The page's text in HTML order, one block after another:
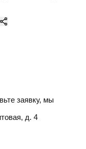
заявку, мы
д. 4